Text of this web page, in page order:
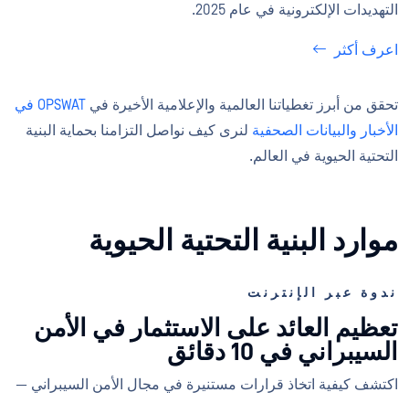
التهديدات الإلكترونية في عام 2025.
اعرف أكثر
تحقق من أبرز تغطياتنا العالمية والإعلامية الأخيرة في
OPSWAT في
الأخبار والبيانات الصحفيةلنرى كيف نواصل التزامنا بحماية البنية
التحتية الحيوية في العالم.
موارد البنية التحتية الحيوية
ندوة عبر الإنترنت
تعظيم العائد على الاستثمار في الأمن
السيبراني في 10 دقائق
اكتشف كيفية اتخاذ قرارات مستنيرة في مجال الأمن السيبراني —